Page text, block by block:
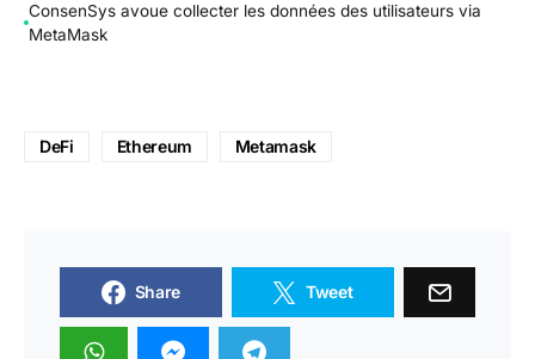
ConsenSys avoue collecter les données des utilisateurs via
MetaMask
DeFi Ethereum Metamask
Share Tweet